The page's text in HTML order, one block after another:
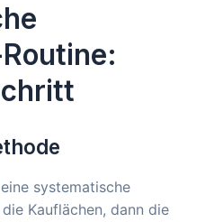
systematische
Kauflächen, dann die